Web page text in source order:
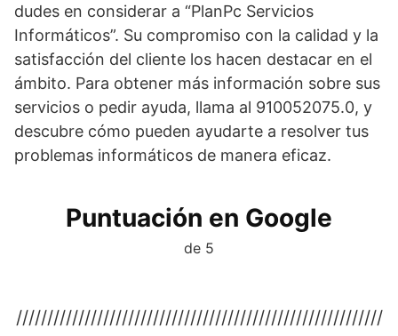
dudes en considerar a “PlanPc Servicios
Informáticos”. Su compromiso con la calidad y la
satisfacción del cliente los hacen destacar en el
ámbito. Para obtener más información sobre sus
servicios o pedir ayuda, llama al 910052075.0, y
descubre cómo pueden ayudarte a resolver tus
problemas informáticos de manera eficaz.
Puntuación en Google
de 5
///////////////////////////////////////////////////////////